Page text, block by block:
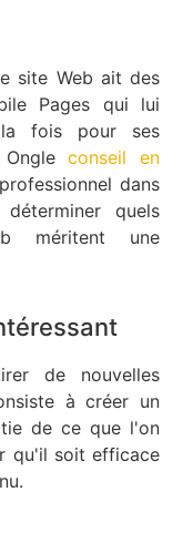
site Web ait des
Pages qui lui
fois pour ses
Ongleconseil en
dans
quels
méritent une
de nouvelles
à créer un
de ce que l'on
qu'il soit efficace